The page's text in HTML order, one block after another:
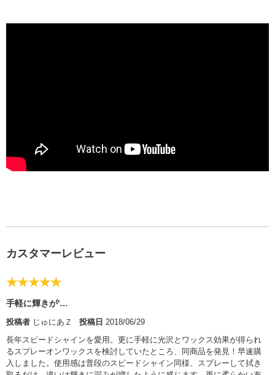
カスタマーレビュー
★★★★★
手軽に輝きが'…
投稿者 じゅにあＺ 投稿日 2018/06/29
長年スピードシャインを愛用。更に手軽に光沢とワックス効果が得られ
るスプレーオンワックスを検討していたところ、同商品を発見！早速購
入しました。使用感は普段のスピードシャイン同様、スプレーして拭き